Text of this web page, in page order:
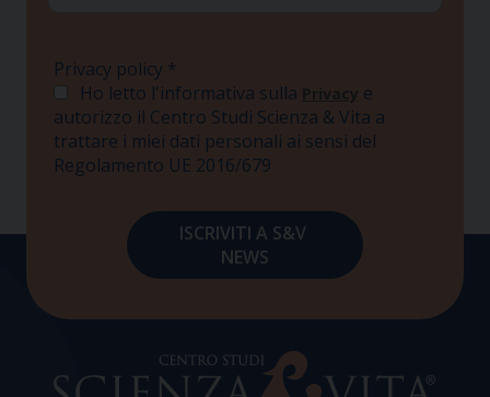
Privacy policy *
Ho letto l'informativa sulla Privacy e
autorizzo il Centro Studi Scienza & Vita a
trattare i miei dati personali ai sensi del
Regolamento UE 2016/679